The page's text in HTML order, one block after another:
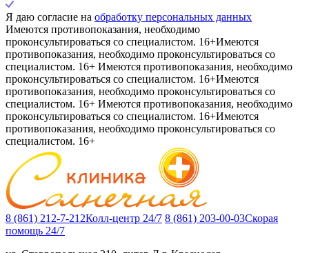
Я даю согласие на обработку персональных данных
Имеются противопоказания, необходимо
проконсультироваться со специалистом. 16+Имеются
противопоказания, необходимо проконсультироваться со
специалистом. 16+ Имеются противопоказания, необходимо
проконсультироваться со специалистом. 16+Имеются
противопоказания, необходимо проконсультироваться со
специалистом. 16+ Имеются противопоказания, необходимо
проконсультироваться со специалистом. 16+Имеются
противопоказания, необходимо проконсультироваться со
специалистом. 16+
8 (861) 212-7-212Колл-центр 24/7 8 (861) 203-00-03Скорая
помощь 24/7